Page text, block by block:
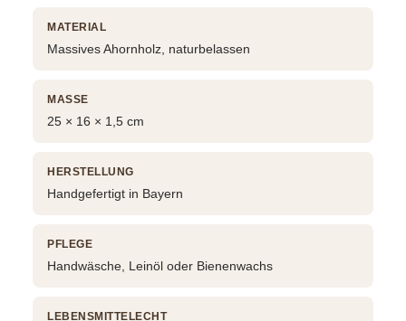
MATERIAL
Massives Ahornholz, naturbelassen
MASSE
25 × 16 × 1,5 cm
HERSTELLUNG
Handgefertigt in Bayern
PFLEGE
Handwäsche, Leinöl oder Bienenwachs
LEBENSMITTELECHT